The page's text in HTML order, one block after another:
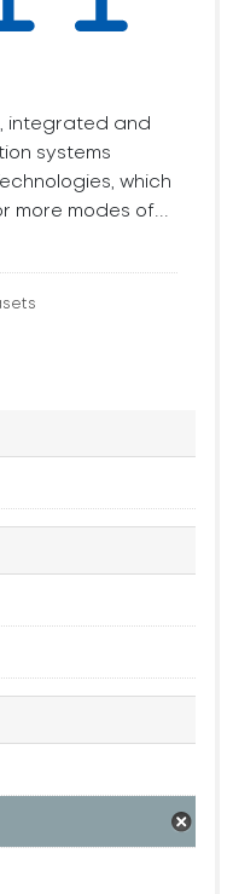
integrated and
systems
which
more modes of...